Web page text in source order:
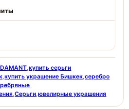
,купить серьги
,купить украшение Бишкек,серебро
,Серьги,ювелирные украшения